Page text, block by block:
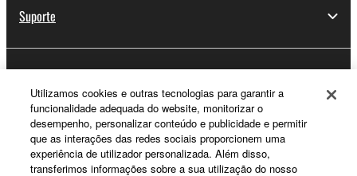
Suporte
Sobre a Yamaha
Utilizamos cookies e outras tecnologias para garantir a
funcionalidade adequada do website, monitorizar o
desempenho, personalizar conteúdo e publicidade e permitir
que as interações das redes sociais proporcionem uma
experiência de utilizador personalizada. Além disso,
transferimos informações sobre a sua utilização do nosso